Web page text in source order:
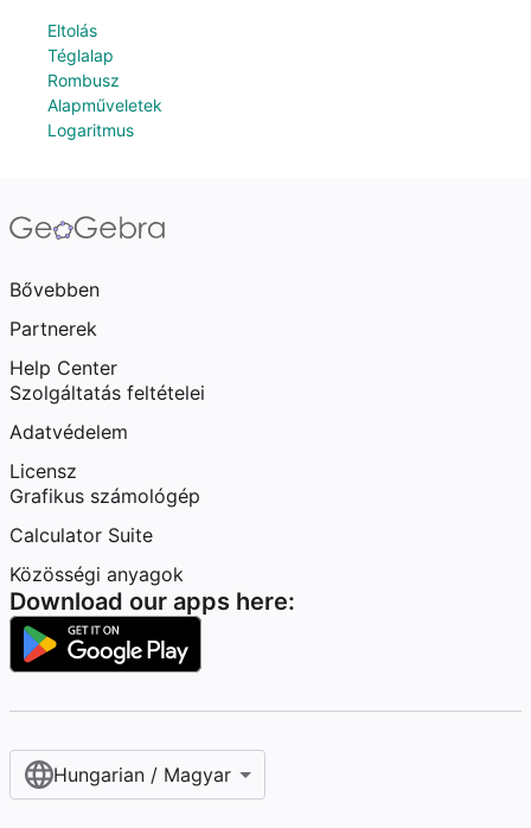
Eltolás
Téglalap
Rombusz
Alapműveletek
Logaritmus
Bővebben
Partnerek
Help Center
Szolgáltatás feltételei
Adatvédelem
Licensz
Grafikus számológép
Calculator Suite
Közösségi anyagok
Download our apps here:
Hungarian / Magyar‎